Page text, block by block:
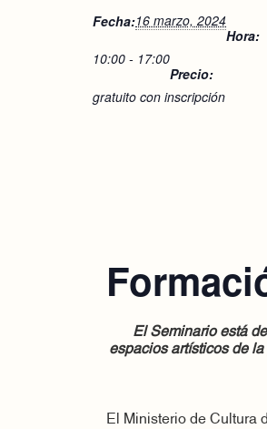
Fecha:16 marzo, 2024
Hora:
10:00 - 17:00
Precio:
gratuito con inscripción
El Seminario está
espacios artísticos de
El Ministerio de Cultura